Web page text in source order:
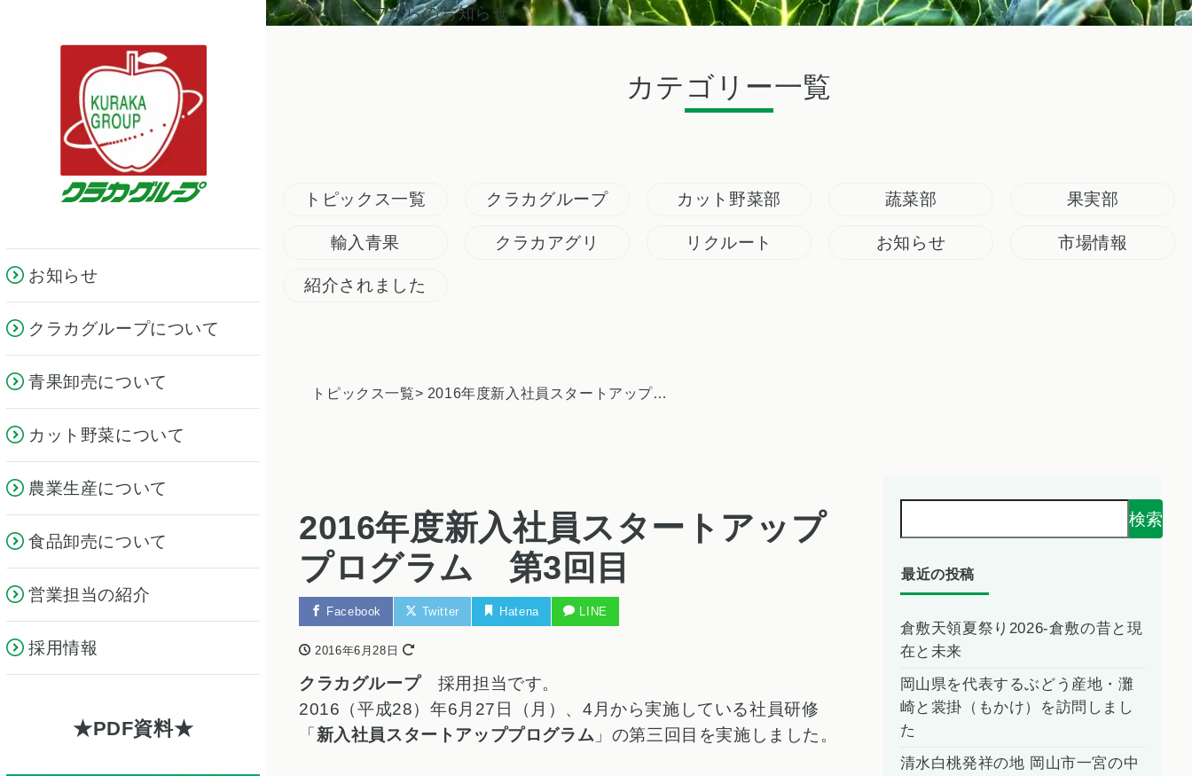
お知らせ
クラカグループについて
青果卸売について
カット野菜について
農業生産について
食品卸売について
営業担当の紹介
採用情報
PDF資料
クラカグループからのお知らせ
カテゴリー一覧
トピックス一覧 クラカグループ カット野菜部 蔬菜部 果実部
輸入青果 クラカアグリ リクルート お知らせ 市場情報
紹介されました
トピックス一覧 > 2016年度新入社員スタートアッププログラム 第3回目
2016年度新入社員スタートアップ
プログラム 第3回目
Facebook Twitter Hatena LINE
2016年6月28日
クラカグループ採用担当です。
2016（平成28）年6月27日（月）、4月から実施している社員研修
「 新入社員スタートアッププログラム 」の第三回目を実施しました。
検索
最近の投稿
倉敷天領夏祭り2026-倉敷の昔と現
在と未来
岡山県を代表するぶどう産地・灘
崎と裳掛（もかけ）を訪問しまし
た
清水白桃発祥の地 岡山市一宮の中